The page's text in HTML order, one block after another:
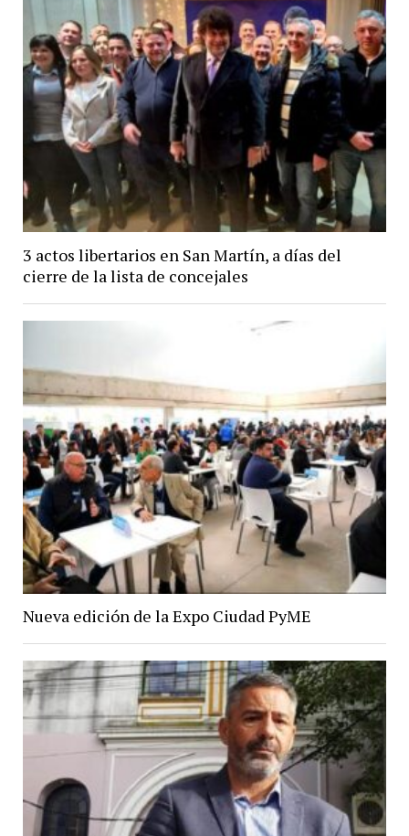
3 actos libertarios en San Martín, a días del
cierre de la lista de concejales
Nueva edición de la Expo Ciudad PyME